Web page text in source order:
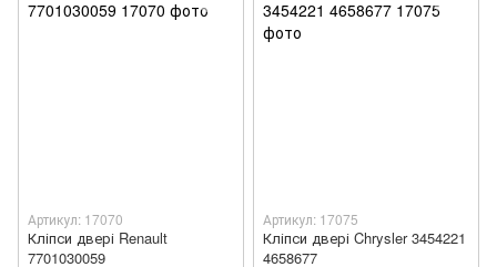
Артикул: 17070
Кліпси двері Renault
7701030059
Артикул: 17075
Кліпси двері Chrysler 3454221
4658677